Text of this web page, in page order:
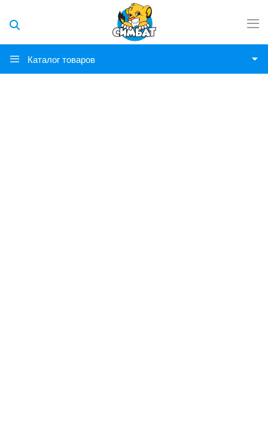
Каталог товаров